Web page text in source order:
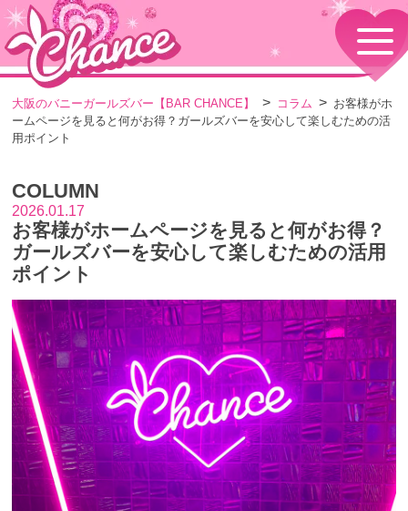
HOME
TOPページ
コンセプト
GIRLS
メニュー・料金
EVENTS
SHOP
店舗情報・よくある質問
VISITORS TO JAPAN
外国人観光客向け
RECRUIT
採用情報
大阪のバニーガールズバー【BAR CHANCE】 コラム
お客様がホ
ームページを見ると何がお得？ガールズバーを安心して楽しむための活
用ポイント
COLUMN
2026.01.17
お客様がホームページを見ると何がお得？
ガールズバーを安心して楽しむための活用
ポイント